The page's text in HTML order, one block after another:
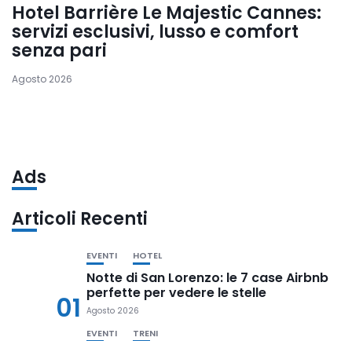
Hotel Barrière Le Majestic Cannes:
servizi esclusivi, lusso e comfort
senza pari
Agosto 2026
Ads
Articoli Recenti
01
EVENTI HOTEL
Notte di San Lorenzo: le 7 case Airbnb
perfette per vedere le stelle
Agosto 2026
EVENTI TRENI